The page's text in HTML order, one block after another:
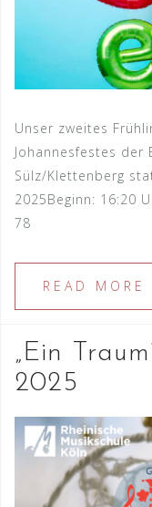
Unser zweites
Johannesfestes der
Sülz/Klettenberg
2025Beginn: 16:20
78
READ MORE
„Ein
2025